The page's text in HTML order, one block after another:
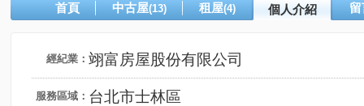
首頁 中古屋(13) 租屋(4) 個人介紹
經紀業： 翊富房屋股份有限公司
服務區域： 台北市士林區